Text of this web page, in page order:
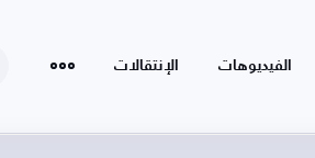
الفيديوهات الإنتقالات